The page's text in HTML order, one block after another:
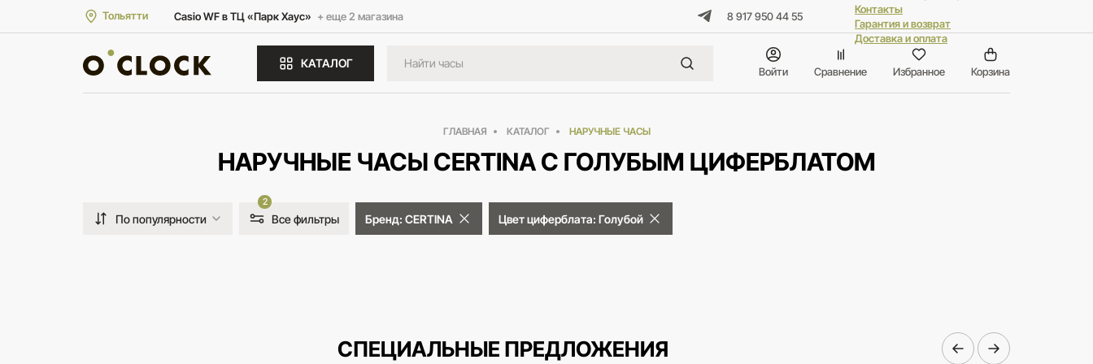
Тольятти Casio WF в ТЦ «Парк Хаус» + еще 2 магазина 8 917 950 44 55
Контакты
Гарантия и возврат
Доставка и оплата
КАТАЛОГ
Войти Сравнение Избранное Корзина
ГЛАВНАЯ КАТАЛОГ НАРУЧНЫЕ ЧАСЫ
НАРУЧНЫЕ ЧАСЫ CERTINA С ГОЛУБЫМ ЦИФЕРБЛАТОМ
По популярности
2
Все фильтры Бренд: CERTINA Цвет циферблата: Голубой
СПЕЦИАЛЬНЫЕ ПРЕДЛОЖЕНИЯ